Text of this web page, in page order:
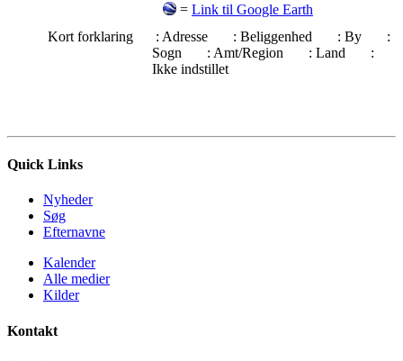
= Link til Google Earth
Kort forklaring
: Adresse : Beliggenhed : By
:
Sogn
: Amt/Region : Land
:
Ikke indstillet
Quick Links
Nyheder
Søg
Efternavne
Kalender
Alle medier
Kilder
Kontakt